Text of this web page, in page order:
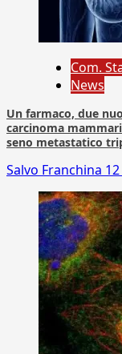
Com.
News
Un farmaco, due
carcinoma
seno metastatico
Salvo Franchina